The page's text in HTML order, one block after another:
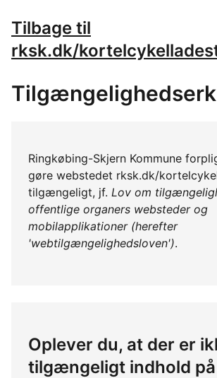
Tilbage til
rksk.dk/
Ringkøbing-Skjern Kommune
gøre webstedet rksk.dk/
tilgængeligt, jf. Lov om
offentlige organers websteder og
mobilapplikationer (herefter
'webtilgængelighedsloven').
Oplever du, at der er
tilgængeligt indhold på